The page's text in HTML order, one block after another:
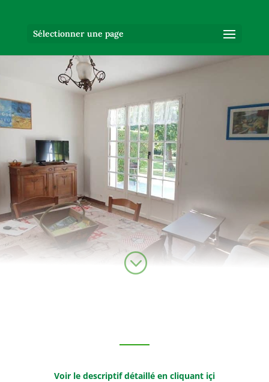
Sélectionner une page
;
Voir le descriptif détaillé en cliquant içi